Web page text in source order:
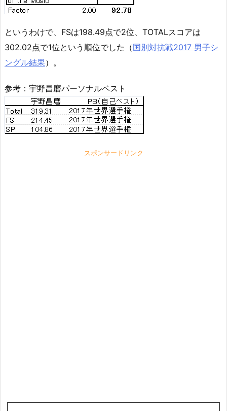
というわけで、FSは198.49点で2位、TOTALスコアは
302.02点で1位という順位でした（国別対抗戦2017 男子シ
ングル結果）。
参考：宇野昌磨パーソナルベスト
スポンサードリンク